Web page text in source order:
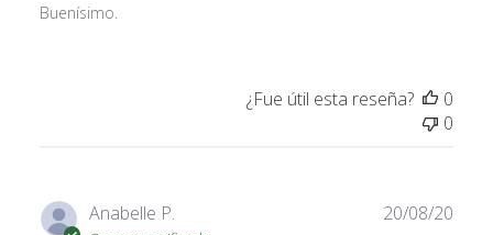
Buenísimo.
¿Fue útil esta reseña?
0
0
Anabelle P. 20/08/20